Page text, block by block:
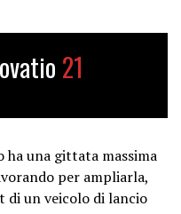
21
ha una gittata massima
per ampliarla,
di un veicolo di lancio